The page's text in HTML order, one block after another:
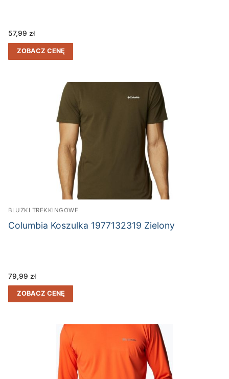
57,99 zł
ZOBACZ CENĘ
BLUZKI TREKKINGOWE
Columbia Koszulka 1977132319 Zielony
79,99 zł
ZOBACZ CENĘ